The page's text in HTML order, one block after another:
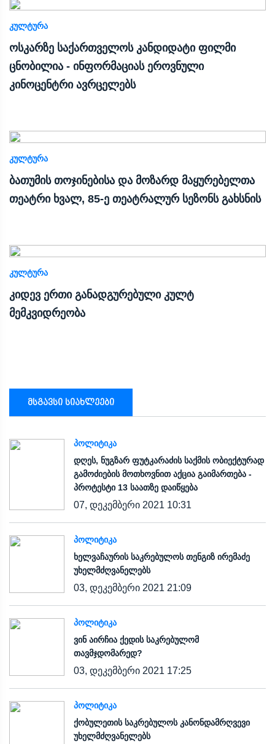
ᲙᲣᲚᲢᲣᲠᲐ
ოსკარზე საქართველოს კანდიდატი ფილმი
ცნობილია - ინფორმაციას ეროვნული
კინოცენტრი ავრცელებს
ᲙᲣᲚᲢᲣᲠᲐ
ბათუმის თოჯინებისა და მოზარდ მაყურებელთა
თეატრი ხვალ, 85-ე თეატრალურ სეზონს გახსნის
ᲙᲣᲚᲢᲣᲠᲐ
კიდევ ერთი განადგურებული კულტ
მემკვიდრეობა
მსგავსი სიახლეები
ᲞᲝᲚᲘᲢᲘᲙᲐ
დღეს, ნუგზარ ფუტკარაძის საქმის ობიექტურად
გამოძიების მოთხოვნით აქცია გაიმართება -
პროტესტი 13 საათზე დაიწყება
07, დეკემბერი 2021 10:31
ᲞᲝᲚᲘᲢᲘᲙᲐ
ხელვაჩაურის საკრებულოს თენგიზ ირემაძე
უხელმძღვანელებს
03, დეკემბერი 2021 21:09
ᲞᲝᲚᲘᲢᲘᲙᲐ
ვინ აირჩია ქედის საკრებულომ
თავმჯდომარედ?
03, დეკემბერი 2021 17:25
ᲞᲝᲚᲘᲢᲘᲙᲐ
ქობულეთის საკრებულოს კანონდამრღვევი
უხელმძღვანელებს